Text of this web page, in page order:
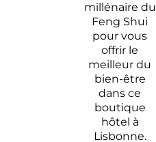
millénaire du
Feng Shui
pour vous
offrir le
meilleur du
bien-être
dans ce
boutique
hôtel à
Lisbonne.